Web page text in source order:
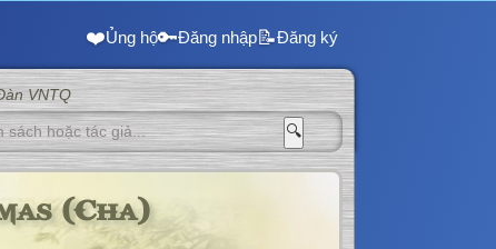
❤️Ủng hộ🔑Đăng nhập📝Đăng ký
VNTQ
🔍
(Cha)